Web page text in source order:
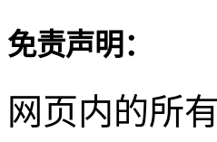
免责声明：
网页内的所